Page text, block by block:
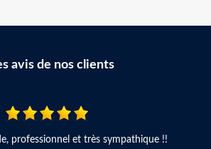
avis de nos clients
professionnel et très sympathique !!